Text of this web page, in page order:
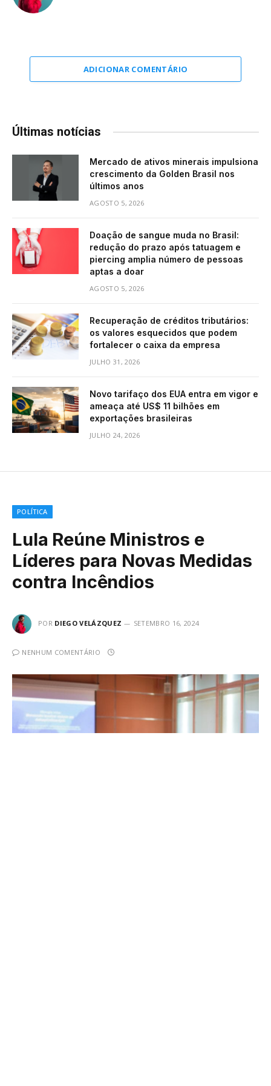
ADICIONAR COMENTÁRIO
Últimas notícias
Mercado de ativos minerais impulsiona
crescimento da Golden Brasil nos
últimos anos
AGOSTO 5, 2026
Doação de sangue muda no Brasil:
redução do prazo após tatuagem e
piercing amplia número de pessoas
aptas a doar
AGOSTO 5, 2026
Recuperação de créditos tributários:
os valores esquecidos que podem
fortalecer o caixa da empresa
JULHO 31, 2026
Novo tarifaço dos EUA entra em vigor e
ameaça até US$ 11 bilhões em
exportações brasileiras
JULHO 24, 2026
POLÍTICA
Lula Reúne Ministros e
Líderes para Novas Medidas
contra Incêndios
POR DIEGO VELÁZQUEZ SETEMBRO 16, 2024
NENHUM COMENTÁRIO